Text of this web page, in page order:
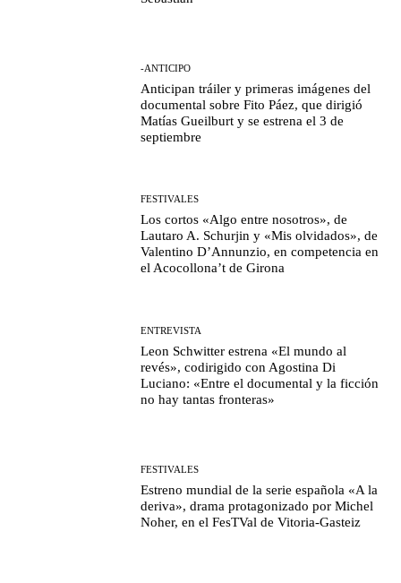
-ANTICIPO
Anticipan tráiler y primeras imágenes del
documental sobre Fito Páez, que dirigió
Matías Gueilburt y se estrena el 3 de
septiembre
FESTIVALES
Los cortos «Algo entre nosotros», de
Lautaro A. Schurjin y «Mis olvidados», de
Valentino D’Annunzio, en competencia en
el Acocollona’t de Girona
ENTREVISTA
Leon Schwitter estrena «El mundo al
revés», codirigido con Agostina Di
Luciano: «Entre el documental y la ficción
no hay tantas fronteras»
FESTIVALES
Estreno mundial de la serie española «A la
deriva», drama protagonizado por Michel
Noher, en el FesTVal de Vitoria-Gasteiz